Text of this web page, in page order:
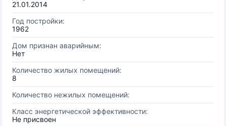
21.01.2014
Год постройки:
1962
Дом признан аварийным:
Нет
Количество жилых помещений:
8
Количество нежилых помещений:
Класс энергетической эффективности:
Не присвоен